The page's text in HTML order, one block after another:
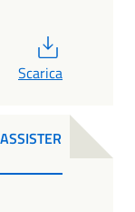
Scarica